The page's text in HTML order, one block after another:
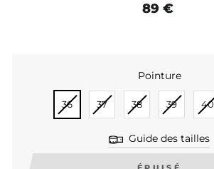
Prix
89 €
Pointure
POINTURE
36 37 38 39 40
Guide des tailles